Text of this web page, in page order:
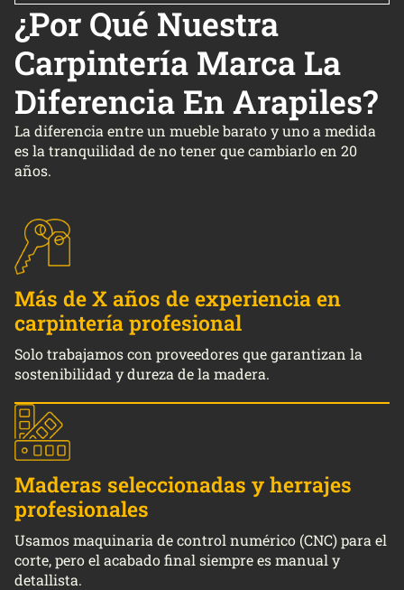
¿Por Qué Nuestra
Carpintería Marca La
Diferencia En Arapiles?
La diferencia entre un mueble barato y uno a medida
es la tranquilidad de no tener que cambiarlo en 20
años.
Más de X años de experiencia en
carpintería profesional
Solo trabajamos con proveedores que garantizan la
sostenibilidad y dureza de la madera.
Maderas seleccionadas y herrajes
profesionales
Usamos maquinaria de control numérico (CNC) para el
corte, pero el acabado final siempre es manual y
detallista.